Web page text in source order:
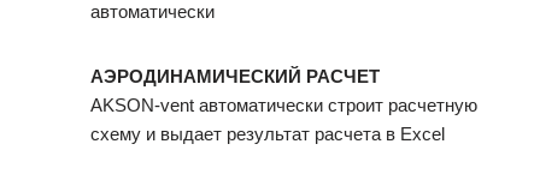
автоматически
АЭРОДИНАМИЧЕСКИЙ РАСЧЕТ
AKSON-vent автоматически строит расчетную
схему и выдает результат расчета в Excel